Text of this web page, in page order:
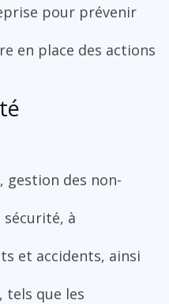
pour prévenir
en place des actions
gestion des non-
à
et accidents, ainsi
tels que les